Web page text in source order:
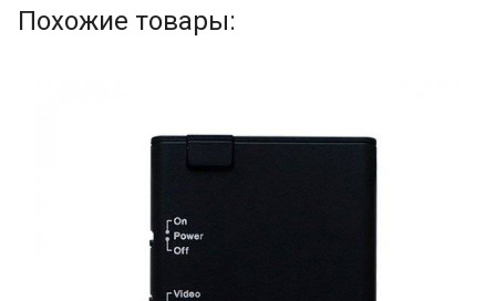
Похожие товары: